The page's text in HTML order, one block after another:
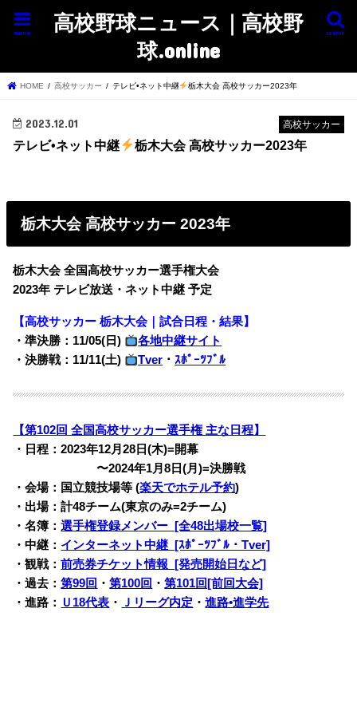
高校野球ニュース｜高校野
球.online
search
menu
HOME 高校サッカー テレビ•ネット中継 栃木大会 高校サッカー2023年
高校サッカー
2023.12.01
テレビ•ネット中継 栃木大会 高校サッカー2023年
栃木大会 高校サッカー 2023年
栃木大会 全国高校サッカー選手権大会
2023年 テレビ放送・ネット中継 予定
【高校サッカー 栃木大会｜試合日程・結果】
・準決勝：11/05(日)
各地中継サイト
・決勝戦：11/11(土)
Tver ・ｽﾎﾟｰﾂﾌﾞﾙ
【第102回 全国高校サッカー選手権 主な日程】
・日程：2023年12月28日(木)=開幕
・・・・・・・〜2024年1月8日(月)=決勝戦
・会場：国立競技場等 (楽天でホテル予約)
・出場：計48チーム(東京のみ=2チーム)
・名簿：選手権登録メンバー [全48出場校一覧]
・中継： インターネット中継 [ｽﾎﾟｰﾂﾌﾞﾙ・Tver]
・観戦：前売券チケット情報 [発売開始日など]
・過去：第99回 ・第100回 ・第101回[前回大会]
・進路：
Ｕ18代表 ・ Ｊリーグ内定 ・進路•進学先